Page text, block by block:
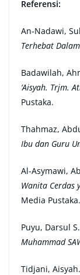
Referensi:
An-Nadawi,
Terhebat
Badawilah,
‘Aisyah. Trjm.
Pustaka.
Thahmaz,
Ibu dan Guru
Al-Asymawi,
Wanita Cerdas
Media Pustaka.
Puyu, Darsul
Muhammad
Tidjani,